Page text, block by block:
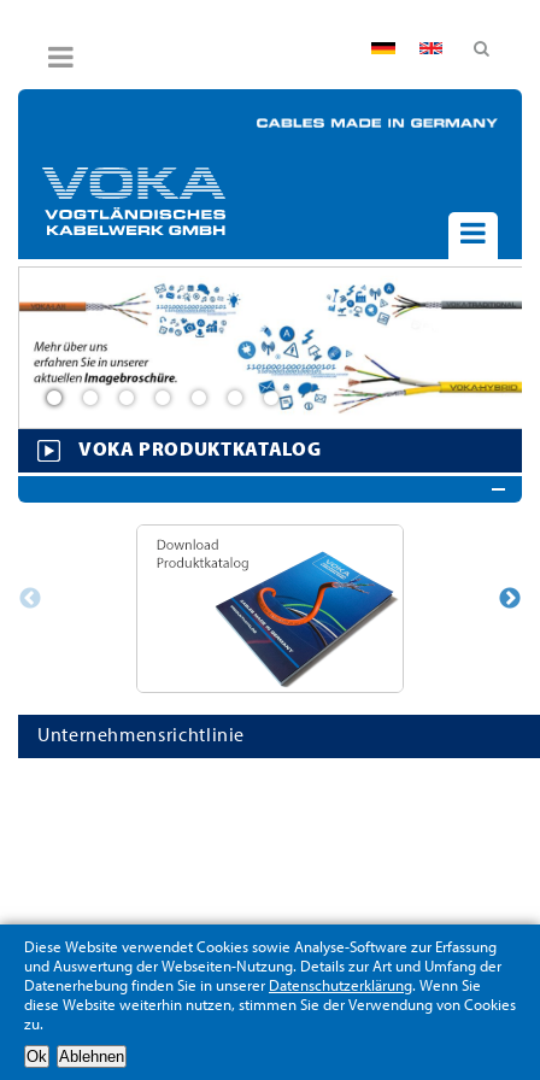
AGB
Impressum
Widerruf
UNTERNEHMEN
PRODUKTE
BPVO
JOB & KARRIERE
KONTAKT
VOKA PRODUKTKATALOG
Unternehmensrichtlinie
Diese Website verwendet Cookies sowie Analyse-Software zur Erfassung
und Auswertung der Webseiten-Nutzung. Details zur Art und Umfang der
Datenerhebung finden Sie in unserer Datenschutzerklärung. Wenn Sie
diese Website weiterhin nutzen, stimmen Sie der Verwendung von Cookies
zu.